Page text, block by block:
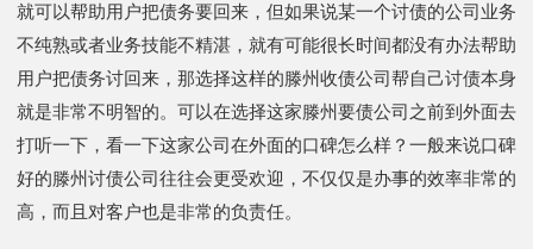
就可以帮助用户把债务要回来，但如果说某一个讨债的公司业务
不纯熟或者业务技能不精湛，就有可能很长时间都没有办法帮助
用户把债务讨回来，那选择这样的滕州收债公司帮自己讨债本身
就是非常不明智的。可以在选择这家滕州要债公司之前到外面去
打听一下，看一下这家公司在外面的口碑怎么样？一般来说口碑
好的滕州讨债公司往往会更受欢迎，不仅仅是办事的效率非常的
高，而且对客户也是非常的负责任。